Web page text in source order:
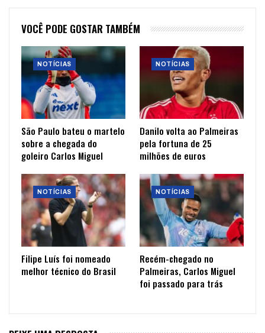
VOCÊ PODE GOSTAR TAMBÉM
NOTÍCIAS
São Paulo bateu o martelo
sobre a chegada do
goleiro Carlos Miguel
NOTÍCIAS
Danilo volta ao Palmeiras
pela fortuna de 25
milhões de euros
NOTÍCIAS
Filipe Luís foi nomeado
melhor técnico do Brasil
NOTÍCIAS
Recém-chegado no
Palmeiras, Carlos Miguel
foi passado para trás